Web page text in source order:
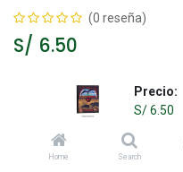
Precio:
S/6.50
Home Search
(0 reseña)
S/ 6.50
Agregar a la lista de